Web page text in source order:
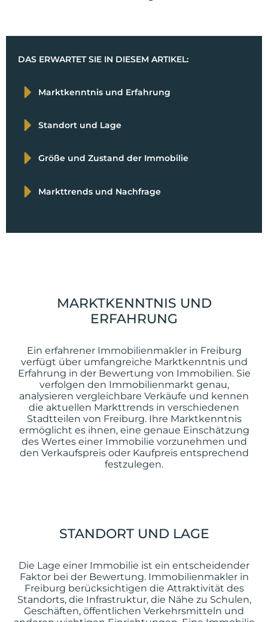
DAS ERWARTET SIE IN DIESEM ARTIKEL:
Marktkenntnis und Erfahrung
Standort und Lage
Größe und Zustand der Immobilie
Markttrends und Nachfrage
MARKTKENNTNIS UND
ERFAHRUNG
Ein erfahrener Immobilienmakler in Freiburg
verfügt über umfangreiche Marktkenntnis und
Erfahrung in der Bewertung von Immobilien. Sie
verfolgen den Immobilienmarkt genau,
analysieren vergleichbare Verkäufe und kennen
die aktuellen Markttrends in verschiedenen
Stadtteilen von Freiburg. Ihre Marktkenntnis
ermöglicht es ihnen, eine genaue Einschätzung
des Wertes einer Immobilie vorzunehmen und
den Verkaufspreis oder Kaufpreis entsprechend
festzulegen.
STANDORT UND LAGE
Die Lage einer Immobilie ist ein entscheidender
Faktor bei der Bewertung. Immobilienmakler in
Freiburg berücksichtigen die Attraktivität des
Standorts, die Infrastruktur, die Nähe zu Schulen,
Geschäften, öffentlichen Verkehrsmitteln und